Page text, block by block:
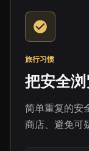
旅行习惯
把安全
简单重复的安
商店、避免可